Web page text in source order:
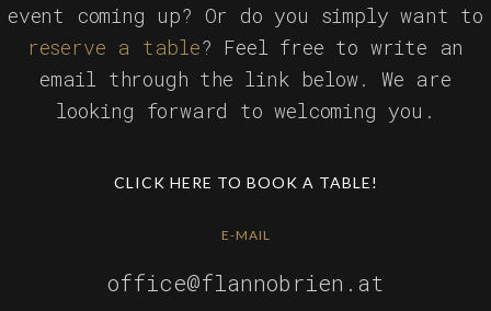
event coming up? Or do you simply want to
reserve a table? Feel free to write an
email through the link below. We are
looking forward to welcoming you.
CLICK HERE TO BOOK A TABLE!
E-MAIL
office@flannobrien.at